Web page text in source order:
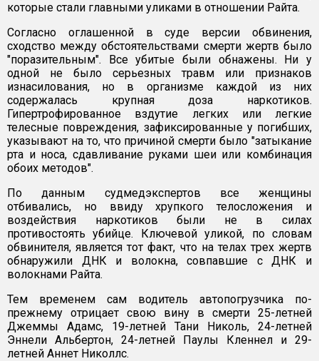
которые стали главными уликами в отношении Райта.
Согласно оглашенной в суде версии обвинения,
сходство между обстоятельствами смерти жертв было
"поразительным". Все убитые были обнажены. Ни у
одной не было серьезных травм или признаков
изнасилования, но в организме каждой из них
содержалась крупная доза наркотиков.
Гипертрофированное вздутие легких или легкие
телесные повреждения, зафиксированные у погибших,
указывают на то, что причиной смерти было "затыкание
рта и носа, сдавливание руками шеи или комбинация
обоих методов".
По данным судмедэкспертов все женщины
отбивались, но ввиду хрупкого телосложения и
воздействия наркотиков были не в силах
противостоять убийце. Ключевой уликой, по словам
обвинителя, является тот факт, что на телах трех жертв
обнаружили ДНК и волокна, совпавшие с ДНК и
волокнами Райта.
Тем временем сам водитель автопогрузчика по-
прежнему отрицает свою вину в смерти 25-летней
Джеммы Адамс, 19-летней Тани Николь, 24-летней
Эннели Альбертон, 24-летней Паулы Кленнел и 29-
летней Аннет Николлс.